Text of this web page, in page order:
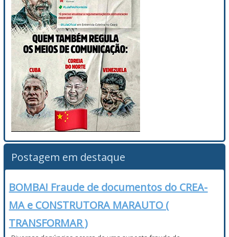
Postagem em destaque
BOMBA! Fraude de documentos do CREA-
MA e CONSTRUTORA MARAUTO (
TRANSFORMAR )